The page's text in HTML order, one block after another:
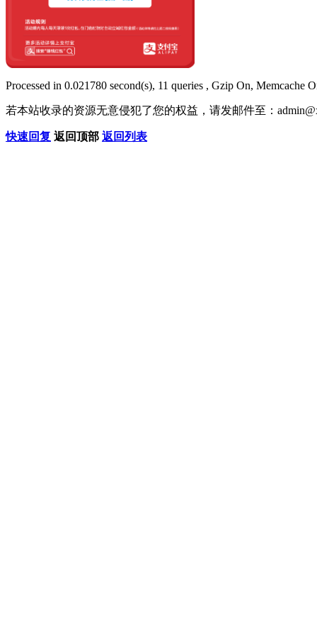
Processed in 0.021780 second(s), 11 queries , Gzip On, Memcache
若本站收录的资源无意侵犯了您的权益，请发邮件至：
快速回复 返回顶部 返回列表